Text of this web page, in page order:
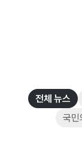
전체 뉴스
국민